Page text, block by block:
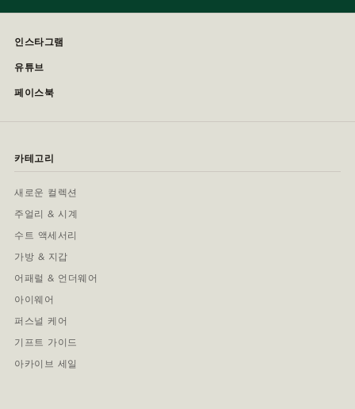
인스타그램
유튜브
페이스북
카테고리
새로운 컬렉션
주얼리 & 시계
수트 액세서리
가방 & 지갑
어패럴 & 언더웨어
아이웨어
퍼스널 케어
기프트 가이드
아카이브 세일